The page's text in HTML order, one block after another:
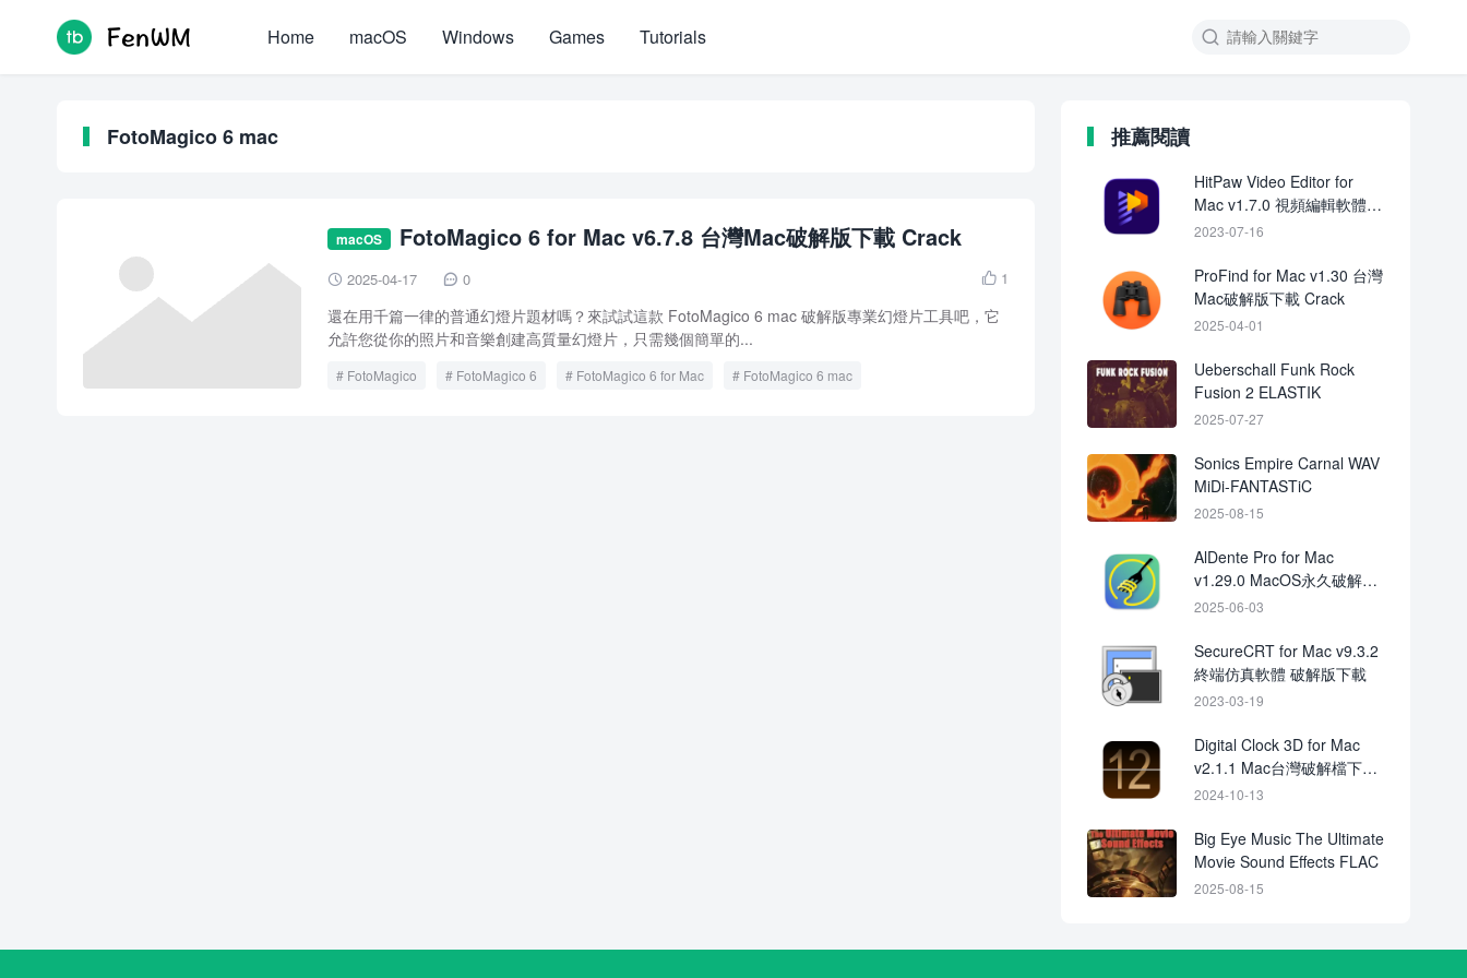

Home macOS Windows Games Tutorials
FotoMagico 6 mac
macOS FotoMagico 6 for Mac v6.7.8 台灣Mac破解版下載 Crack
 2025-04-17  0  1
還在用千篇一律的普通幻燈片題材嗎？來試試這款 FotoMagico 6 mac 破解版專業幻燈片工具吧，它
允許您從你的照片和音樂創建高質量幻燈片，只需幾個簡單的...
FotoMagico FotoMagico 6 FotoMagico 6 for Mac FotoMagico 6 mac
推薦閱讀
HitPaw Video Editor for
Mac v1.7.0 視頻編輯軟體
中文破解版下載
2023-07-16
ProFind for Mac v1.30 台灣
Mac破解版下載 Crack
2025-04-01
Ueberschall Funk Rock
Fusion 2 ELASTIK
2025-07-27
Sonics Empire Carnal WAV
MiDi-FANTASTiC
2025-08-15
AlDente Pro for Mac
v1.29.0 MacOS永久破解版
下載Crack
2025-06-03
SecureCRT for Mac v9.3.2
終端仿真軟體 破解版下載
2023-03-19
Digital Clock 3D for Mac
v2.1.1 Mac台灣破解檔下載
crack
2024-10-13
Big Eye Music The Ultimate
Movie Sound Effects FLAC
2025-08-15